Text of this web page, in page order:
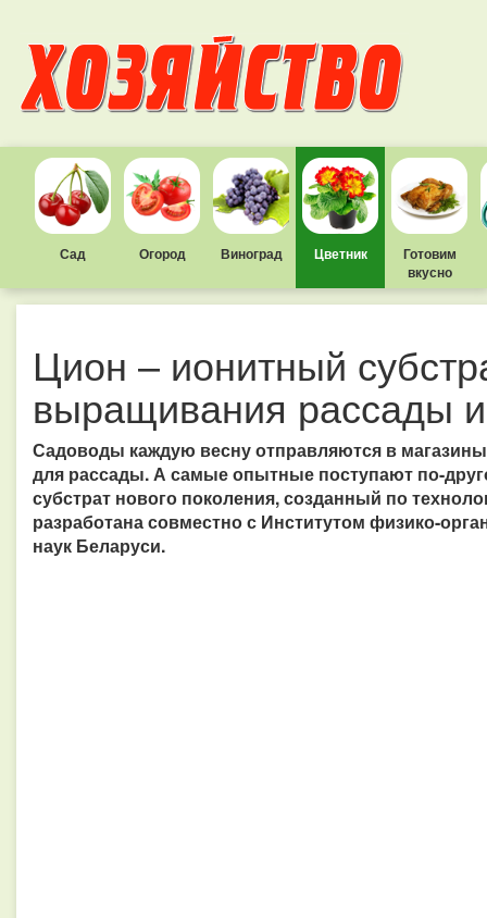
Сад Огород Виноград Цветник
Готовим
вкусно
Цион – ионитный
выращивания рассады
Садоводы каждую весну отправляются в
для рассады. А самые опытные поступают по-
субстрат нового поколения, созданный по
разработана совместно с Институтом физико-
наук Беларуси.